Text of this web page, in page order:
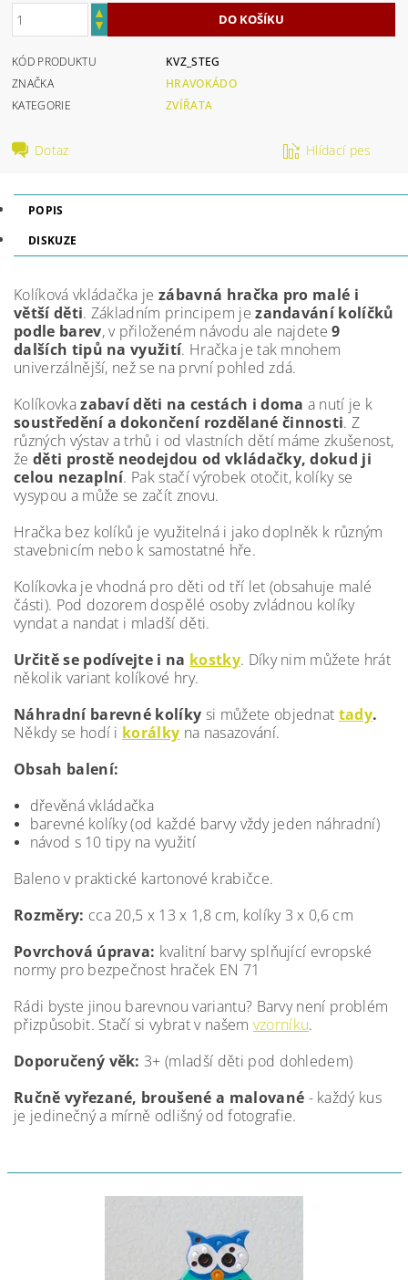
KÓD PRODUKTU
KVZ_STEG
ZNAČKA
HRAVOKÁDO
KATEGORIE
ZVÍŘATA
Dotaz Hlídací pes
POPIS
DISKUZE
Kolíková vkládačka jezábavná hračka pro malé i
větší děti. Základním principem jezandavání kolíčků
podle barev, v přiloženém návodu ale najdete9
dalších tipů na využití. Hračka je tak mnohem
univerzálnější, než se na první pohled zdá.
Kolíkovkazabaví děti na cestách i doma a nutí je k
soustředění a dokončení rozdělané činnosti. Z
různých výstav a trhů i od vlastních dětí máme zkušenost,
že děti prostě neodejdou od vkládačky, dokud ji
celou nezaplní. Pak stačí výrobek otočit, kolíky se
vysypou a může se začít znovu.
Hračka bez kolíků je využitelná i jako doplněk k různým
stavebnicím nebo k samostatné hře.
Kolíkovka je vhodná pro děti od tří let (obsahuje malé
části). Pod dozorem dospělé osoby zvládnou kolíky
vyndat a nandat i mladší děti.
Určitě se podívejte i na kostky. Díky nim můžete hrát
několik variant kolíkové hry.
Náhradní barevné kolíky si můžete objednat tady.
Někdy se hodí i korálky na nasazování.
Obsah balení:
dřevěná vkládačka
barevné kolíky (od každé barvy vždy jeden náhradní)
návod s 10 tipy na využití
Baleno v praktické kartonové krabičce.
Rozměry: cca 20,5 x 13 x 1,8 cm, kolíky 3 x 0,6 cm
Povrchová úprava: kvalitní barvy splňující evropské
normy pro bezpečnost hraček EN 71
Rádi byste jinou barevnou variantu? Barvy není problém
přizpůsobit. Stačí si vybrat v našem vzorníku.
Doporučený věk: 3+ (mladší děti pod dohledem)
Ručně vyřezané, broušené a malované - každý kus
je jedinečný a mírně odlišný od fotografie.